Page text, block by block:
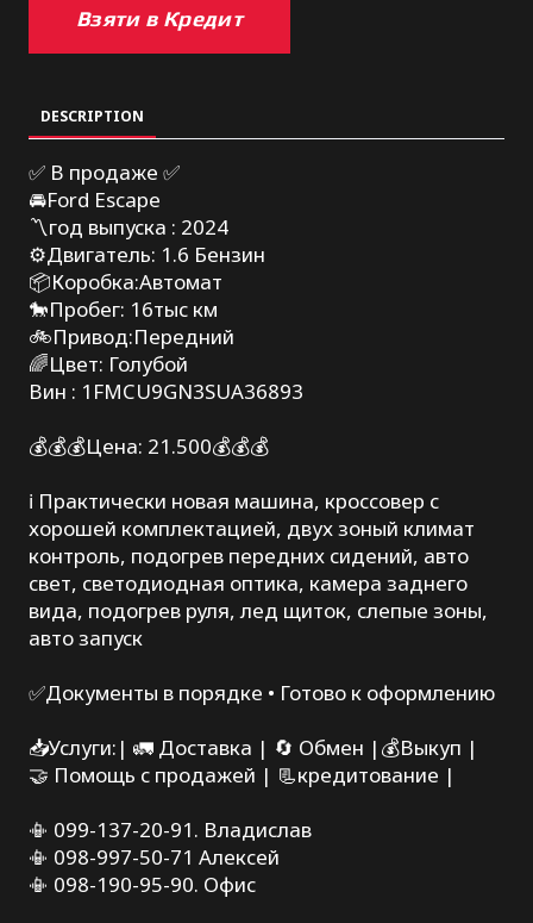
Взяти в Кредит
DESCRIPTION
✅ В продаже ✅
🚘Ford Escape
〽️год выпуска : 2024
⚙️Двигатель: 1.6 Бензин
📦Коробка:Автомат
🐎Пробег: 16тыс км
🚲Привод:Передний
🌈Цвет: Голубой
Вин : 1FMCU9GN3SUA36893
💰💰💰Цена: 21.500💰💰💰
ℹ️ Практически новая машина, кроссовер с
хорошей комплектацией, двух зоный климат
контроль, подогрев передних сидений, авто
свет, светодиодная оптика, камера заднего
вида, подогрев руля, лед щиток, слепые зоны,
авто запуск
✅Документы в порядке • Готово к оформлению
📥Услуги:| 🚛 Доставка | 🔄 Обмен |💰Выкуп |
🤝 Помощь с продажей | 📃кредитование |
📳 099-137-20-91. Владислав
📳 098-997-50-71 Алексей
📳 098-190-95-90. Офис